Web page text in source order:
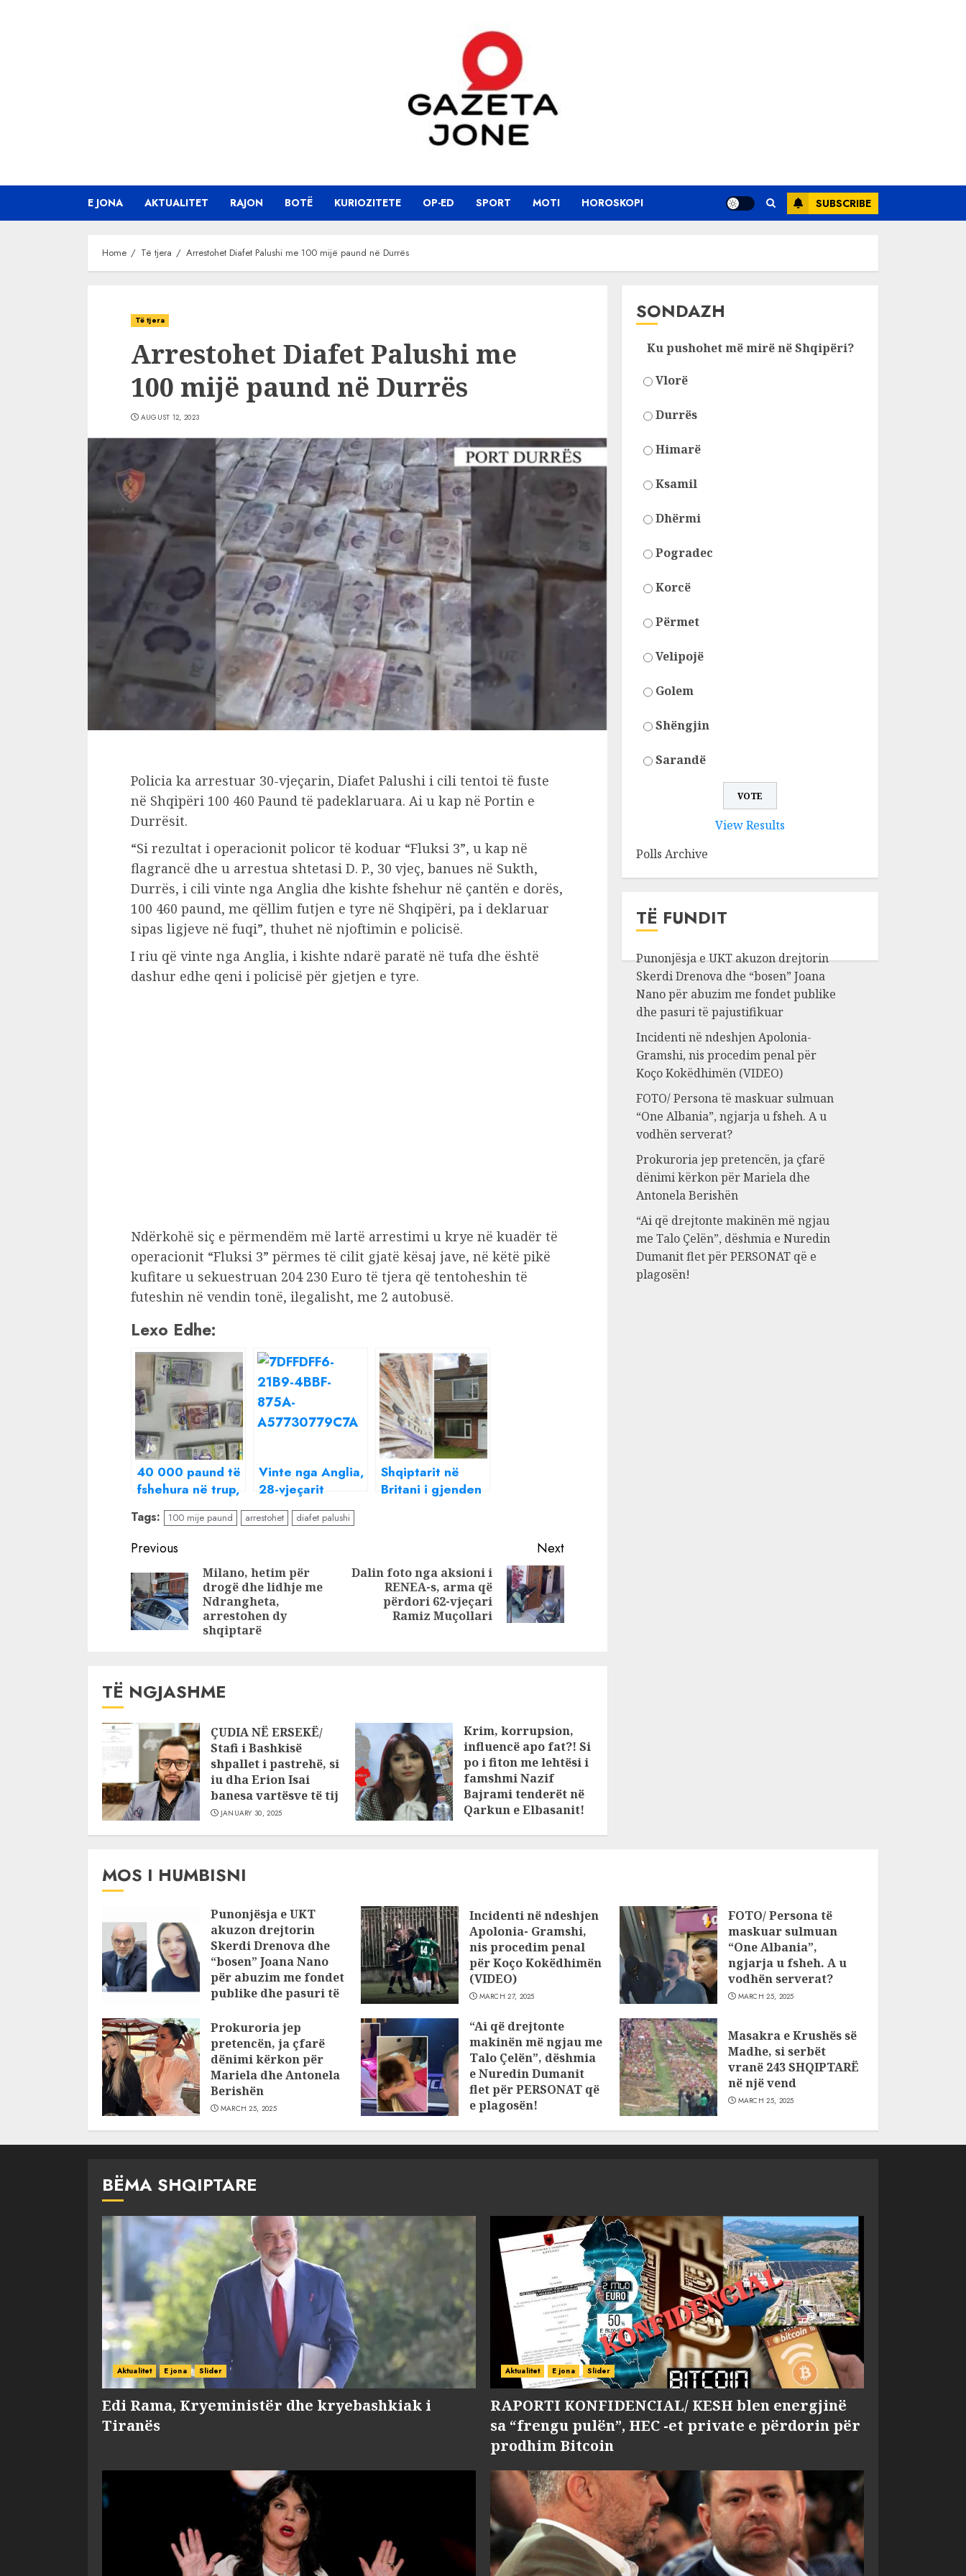
E JONA AKTUALITET RAJON BOTË KURIOZITETE OP-ED SPORT MOTI HOROSKOPI SUBSCRIBE
Home Të tjera Arrestohet Diafet Palushi me 100 mijë paund në Durrës
Të tjera
Arrestohet Diafet Palushi me
100 mijë paund në Durrës
AUGUST 12, 2023
Policia ka arrestuar 30-vjeçarin, Diafet Palushi i cili tentoi të fuste
në Shqipëri 100 460 Paund të padeklaruara. Ai u kap në Portin e
Durrësit.
“Si rezultat i operacionit policor të koduar “Fluksi 3”, u kap në
flagrancë dhe u arrestua shtetasi D. P., 30 vjeç, banues në Sukth,
Durrës, i cili vinte nga Anglia dhe kishte fshehur në çantën e dorës,
100 460 paund, me qëllim futjen e tyre në Shqipëri, pa i deklaruar
sipas ligjeve në fuqi”, thuhet në njoftimin e policisë.
I riu që vinte nga Anglia, i kishte ndarë paratë në tufa dhe është
dashur edhe qeni i policisë për gjetjen e tyre.
Ndërkohë siç e përmendëm më lartë arrestimi u krye në kuadër të
operacionit “Fluksi 3” përmes të cilit gjatë kësaj jave, në këtë pikë
kufitare u sekuestruan 204 230 Euro të tjera që tentoheshin të
futeshin në vendin tonë, ilegalisht, me 2 autobusë.
Lexo Edhe:
40 000 paund të
fshehura në trup,
arrestohet në
Rinas 57-vjeçarja
italiane
Vinte nga Anglia,
28-vjeçarit
shqiptar i kapen
21 mijë paund në
Shqiptarit në
Britani i gjenden
Tags: 100 mije paund arrestohet diafet palushi
Continue
Reading
Previous
Previous
Milano, hetim për
drogë dhe lidhje me
Ndrangheta,
arrestohen dy
shqiptarë
Next
Dalin foto nga aksioni i
RENEA-s, arma që
përdori 62-vjeçari
Ramiz Muçollari
TË NGJASHME
ÇUDIA NË ERSEKË/
Stafi i Bashkisë
shpallet i pastrehë, si
iu dha Erion Isai
banesa vartësve të tij
JANUARY 30, 2025
Krim, korrupsion,
influencë apo fat?! Si
po i fiton me lehtësi i
famshmi Nazif
Bajrami tenderët në
Qarkun e Elbasanit!
SONDAZH
Ku pushohet më mirë në Shqipëri?
Vlorë
Durrës
Himarë
Ksamil
Dhërmi
Pogradec
Korcë
Përmet
Velipojë
Golem
Shëngjin
Sarandë
View Results
Polls Archive
TË FUNDIT
Punonjësja e UKT akuzon drejtorin
Skerdi Drenova dhe “bosen” Joana
Nano për abuzim me fondet publike
dhe pasuri të pajustifikuar
Incidenti në ndeshjen Apolonia-
Gramshi, nis procedim penal për
Koço Kokëdhimën (VIDEO)
FOTO/ Persona të maskuar sulmuan
“One Albania”, ngjarja u fsheh. A u
vodhën serverat?
Prokuroria jep pretencën, ja çfarë
dënimi kërkon për Mariela dhe
Antonela Berishën
“Ai që drejtonte makinën më ngjau
me Talo Çelën”, dëshmia e Nuredin
Dumanit flet për PERSONAT që e
plagosën!
MOS I HUMBISNI
Punonjësja e UKT
akuzon drejtorin
Skerdi Drenova dhe
“bosen” Joana Nano
për abuzim me fondet
publike dhe pasuri të
JULY 24, 2025
Incidenti në ndeshjen
Apolonia- Gramshi,
nis procedim penal
për Koço Kokëdhimën
(VIDEO)
MARCH 27, 2025
FOTO/ Persona të
maskuar sulmuan
“One Albania”,
ngjarja u fsheh. A u
vodhën serverat?
MARCH 25, 2025
Prokuroria jep
pretencën, ja çfarë
dënimi kërkon për
Mariela dhe Antonela
Berishën
MARCH 25, 2025
“Ai që drejtonte
makinën më ngjau me
Talo Çelën”, dëshmia
e Nuredin Dumanit
flet për PERSONAT që
e plagosën!
Masakra e Krushës së
Madhe, si serbët
vranë 243 SHQIPTARË
në një vend
MARCH 25, 2025
BËMA SHQIPTARE
Aktualitet E jona Slider
Edi Rama, Kryeministër dhe kryebashkiak i
Tiranës
Aktualitet E jona Slider
RAPORTI KONFIDENCIAL/ KESH blen energjinë
sa “frengu pulën”, HEC -et private e përdorin për
prodhim Bitcoin